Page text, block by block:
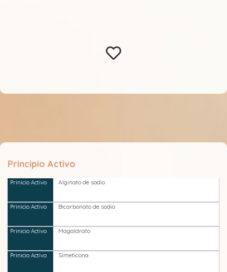
Principio Activo
Alginato de sodio
Bicarbonato de sodio
Magaldrato
Simeticona